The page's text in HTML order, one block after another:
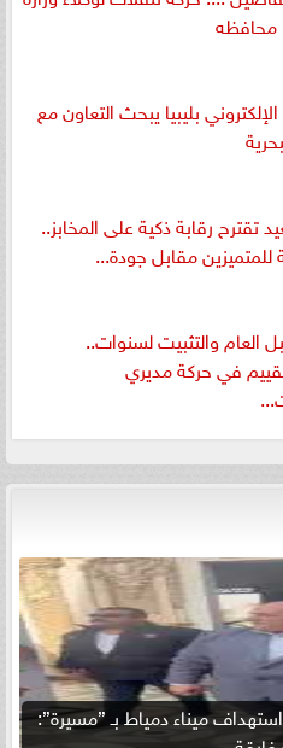
بليبيا يبحث التعاون مع
تقترح رقابة ذكية على المخابز..
للمتميزين مقابل جودة...
العام والتثبيت لسنوات..
في حركة مديري
ميناء دمياط بـ ”مسيرة”: